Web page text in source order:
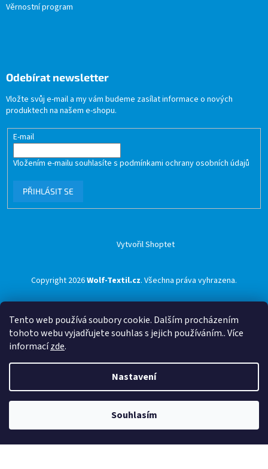
Tento web používá soubory cookie. Dalším procházením
tohoto webu vyjadřujete souhlas s jejich používáním.. Více
informacízde.
Nastavení
Souhlasím
Věrnostní program
Odebírat newsletter
Vložte svůj e-mail a my vám budeme zasílat informace o nových
produktech na našem e-shopu.
E-mail
Vložením e-mailu souhlasíte s podmínkami ochrany osobních údajů
PŘIHLÁSIT SE
Vytvořil Shoptet
Copyright 2026Wolf-Textil.cz. Všechna práva vyhrazena.